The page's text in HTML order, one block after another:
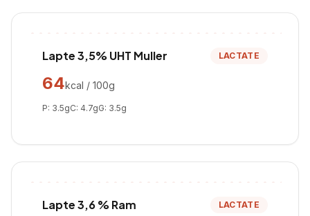
Lapte 3,5% UHT Muller LACTATE
64kcal / 100g
P: 3.5gC: 4.7gG: 3.5g
Lapte 3,6 % Ram LACTATE